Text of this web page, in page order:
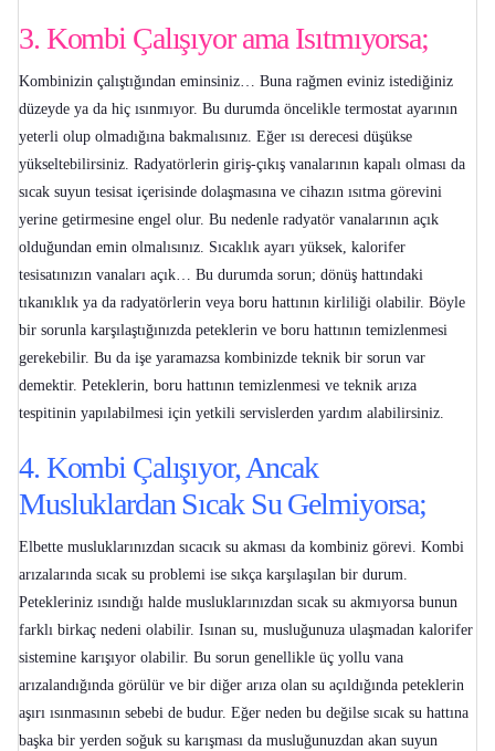
3. Kombi Çalışıyor ama Isıtmıyorsa;
Kombinizin çalıştığından eminsiniz… Buna rağmen eviniz istediğiniz
düzeyde ya da hiç ısınmıyor. Bu durumda öncelikle termostat ayarının
yeterli olup olmadığına bakmalısınız. Eğer ısı derecesi düşükse
yükseltebilirsiniz. Radyatörlerin giriş-çıkış vanalarının kapalı olması da
sıcak suyun tesisat içerisinde dolaşmasına ve cihazın ısıtma görevini
yerine getirmesine engel olur. Bu nedenle radyatör vanalarının açık
olduğundan emin olmalısınız. Sıcaklık ayarı yüksek, kalorifer
tesisatınızın vanaları açık… Bu durumda sorun; dönüş hattındaki
tıkanıklık ya da radyatörlerin veya boru hattının kirliliği olabilir. Böyle
bir sorunla karşılaştığınızda peteklerin ve boru hattının temizlenmesi
gerekebilir. Bu da işe yaramazsa kombinizde teknik bir sorun var
demektir. Peteklerin, boru hattının temizlenmesi ve teknik arıza
tespitinin yapılabilmesi için yetkili servislerden yardım alabilirsiniz.
4. Kombi Çalışıyor, Ancak
Musluklardan Sıcak Su Gelmiyorsa;
Elbette musluklarınızdan sıcacık su akması da kombiniz görevi. Kombi
arızalarında sıcak su problemi ise sıkça karşılaşılan bir durum.
Petekleriniz ısındığı halde musluklarınızdan sıcak su akmıyorsa bunun
farklı birkaç nedeni olabilir. Isınan su, musluğunuza ulaşmadan kalorifer
sistemine karışıyor olabilir. Bu sorun genellikle üç yollu vana
arızalandığında görülür ve bir diğer arıza olan su açıldığında peteklerin
aşırı ısınmasının sebebi de budur. Eğer neden bu değilse sıcak su hattına
başka bir yerden soğuk su karışması da musluğunuzdan akan suyun